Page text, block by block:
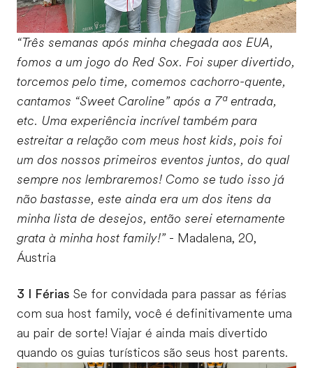
“Três semanas após minha chegada aos EUA,
fomos a um jogo do Red Sox. Foi super divertido,
torcemos pelo time, comemos cachorro-quente,
cantamos “Sweet Caroline” após a 7ª entrada,
etc. Uma experiência incrível também para
estreitar a relação com meus host kids, pois foi
um dos nossos primeiros eventos juntos, do qual
sempre nos lembraremos! Como se tudo isso já
não bastasse, este ainda era um dos itens da
minha lista de desejos, então serei eternamente
grata à minha host family!”- Madalena, 20,
Áustria
3 I Férias Se for convidada para passar as férias
com sua host family, você é definitivamente uma
au pair de sorte! Viajar é ainda mais divertido
quando os guias turísticos são seus host parents.